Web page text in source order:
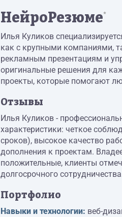
НейроРезюме*
Илья Куликов
как с крупными компаниями,
рекламным презентациям и
оригинальные решения для
проекты, которые помогают
Отзывы
Илья Куликов -
характеристики: четкое
сроков), высокое качество
дополнения к проектам.
положительные, клиенты
долгосрочного
Портфолио
Навыки и технологии: веб-